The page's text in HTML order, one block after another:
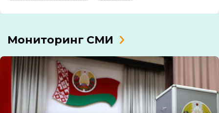
Мониторинг СМИ